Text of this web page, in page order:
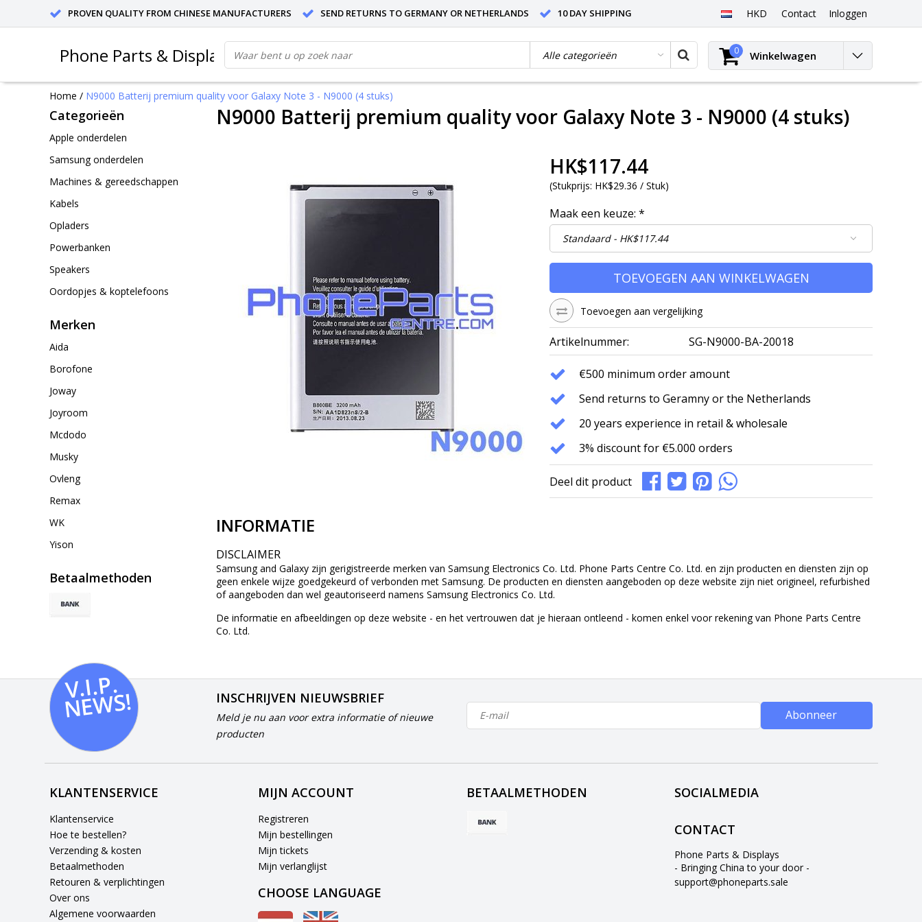
PROVEN QUALITY FROM CHINESE MANUFACTURERS SEND RETURNS TO GERMANY OR NETHERLANDS 10 DAY SHIPPING HKD Contact Inloggen
Phone Parts & Displays 0 Winkelwagen
Home / N9000 Batterij premium quality voor Galaxy Note 3 - N9000 (4 stuks)
Categorieën
Apple onderdelen
Samsung onderdelen
Machines & gereedschappen
Kabels
Opladers
Powerbanken
Speakers
Oordopjes & koptelefoons
Merken
Aida
Borofone
Joway
Joyroom
Mcdodo
Musky
Ovleng
Remax
WK
Yison
Betaalmethoden
N9000 Batterij premium quality voor Galaxy Note 3 - N9000 (4 stuks)
HK$117.44
(Stukprijs: HK$29.36 / Stuk)
Maak een keuze: *
TOEVOEGEN AAN WINKELWAGEN
Toevoegen aan vergelijking
Artikelnummer: SG-N9000-BA-20018
€500 minimum order amount
Send returns to Geramny or the Netherlands
20 years experience in retail & wholesale
3% discount for €5.000 orders
Deel dit product
INFORMATIE
DISCLAIMER
Samsung and Galaxy zijn gerigistreerde merken van Samsung Electronics Co. Ltd. Phone Parts Centre Co. Ltd. en zijn producten en diensten zijn op
geen enkele wijze goedgekeurd of verbonden met Samsung. De producten en diensten aangeboden op deze website zijn niet origineel, refurbished
of aangeboden dan wel geautoriseerd namens Samsung Electronics Co. Ltd.
De informatie en afbeeldingen op deze website - en het vertrouwen dat je hieraan ontleend - komen enkel voor rekening van Phone Parts Centre
Co. Ltd.
V.I.
P.
N
E
W
S! INSCHRIJVEN NIEUWSBRIEF
Meld je nu aan voor extra informatie of nieuwe
producten
Abonneer
KLANTENSERVICE
Klantenservice
Hoe te bestellen?
Verzending & kosten
Betaalmethoden
Retouren & verplichtingen
Over ons
Algemene voorwaarden
MIJN ACCOUNT
Registreren
Mijn bestellingen
Mijn tickets
Mijn verlanglijst
CHOOSE LANGUAGE
BETAALMETHODEN SOCIALMEDIA
CONTACT
Phone Parts & Displays
- Bringing China to your door -
support@phoneparts.sale